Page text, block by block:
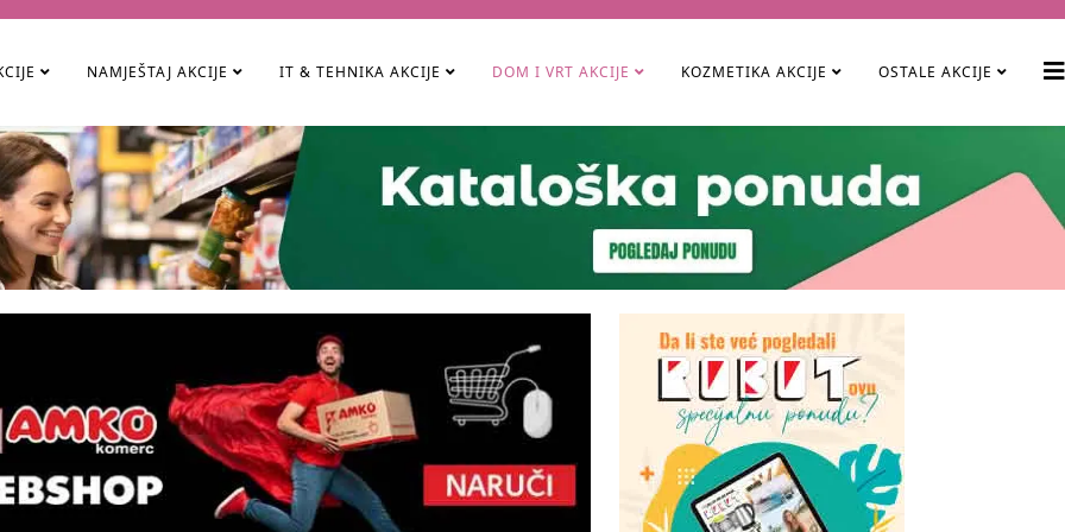
NAMJEŠTAJ AKCIJE IT & TEHNIKA AKCIJE DOM I VRT AKCIJE KOZMETIKA AKCIJE OSTALE AKCIJE